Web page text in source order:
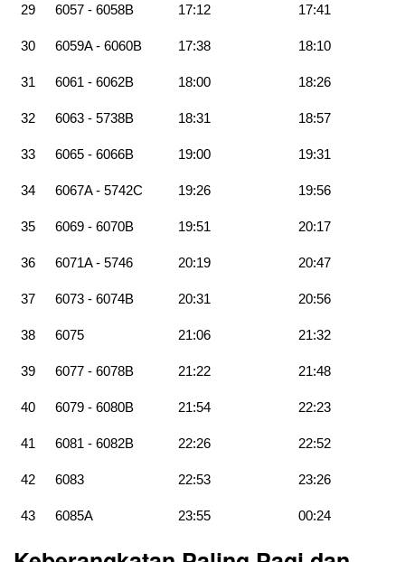
29 6057 - 6058B 17:12 17:41
30 6059A - 6060B 17:38 18:10
31 6061 - 6062B 18:00 18:26
32 6063 - 5738B 18:31 18:57
33 6065 - 6066B 19:00 19:31
34 6067A - 5742C 19:26 19:56
35 6069 - 6070B 19:51 20:17
36 6071A - 5746 20:19 20:47
37 6073 - 6074B 20:31 20:56
38 6075 21:06 21:32
39 6077 - 6078B 21:22 21:48
40 6079 - 6080B 21:54 22:23
41 6081 - 6082B 22:26 22:52
42 6083 22:53 23:26
43 6085A 23:55 00:24